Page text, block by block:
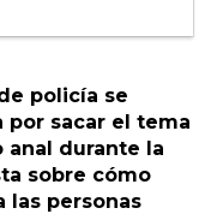
policía se
por sacar el tema
anal durante la
sobre cómo
las personas